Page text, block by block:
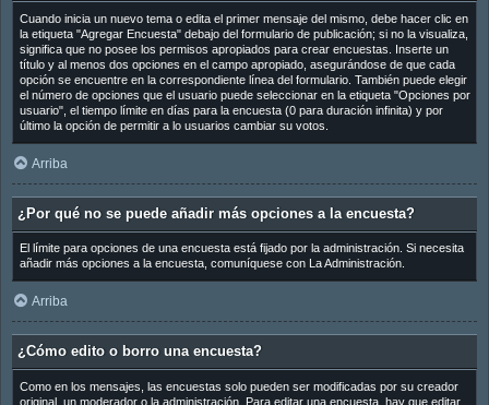
Cuando inicia un nuevo tema o edita el primer mensaje del mismo, debe hacer clic en
la etiqueta "Agregar Encuesta" debajo del formulario de publicación; si no la visualiza,
significa que no posee los permisos apropiados para crear encuestas. Inserte un
título y al menos dos opciones en el campo apropiado, asegurándose de que cada
opción se encuentre en la correspondiente línea del formulario. También puede elegir
el número de opciones que el usuario puede seleccionar en la etiqueta "Opciones por
usuario", el tiempo límite en días para la encuesta (0 para duración infinita) y por
último la opción de permitir a lo usuarios cambiar su votos.
Arriba
¿Por qué no se puede añadir más opciones a la encuesta?
El límite para opciones de una encuesta está fijado por la administración. Si necesita
añadir más opciones a la encuesta, comuníquese con La Administración.
Arriba
¿Cómo edito o borro una encuesta?
Como en los mensajes, las encuestas solo pueden ser modificadas por su creador
original, un moderador o la administración. Para editar una encuesta, hay que editar